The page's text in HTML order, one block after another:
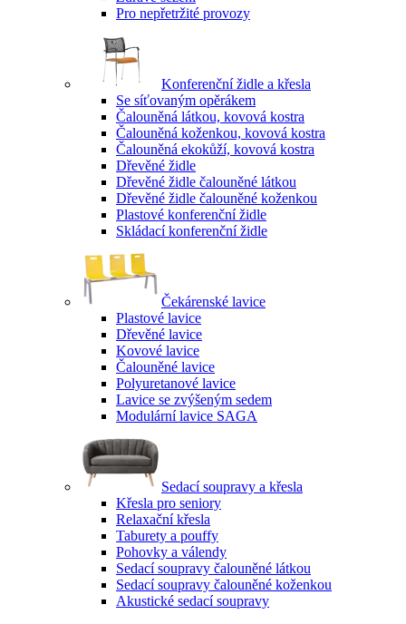
Pro nepřetržité provozy
Konferenční židle a křesla
Se síťovaným opěrákem
Čalouněná látkou, kovová kostra
Čalouněná koženkou, kovová kostra
Čalouněná ekokůží, kovová kostra
Dřevěné židle
Dřevěné židle čalouněné látkou
Dřevěné židle čalouněné koženkou
Plastové konferenční židle
Skládací konferenční židle
Čekárenské lavice
Plastové lavice
Dřevěné lavice
Kovové lavice
Čalouněné lavice
Polyuretanové lavice
Lavice se zvýšeným sedem
Modulární lavice SAGA
Sedací soupravy a křesla
Křesla pro seniory
Relaxační křesla
Taburety a pouffy
Pohovky a válendy
Sedací soupravy čalouněné látkou
Sedací soupravy čalouněné koženkou
Akustické sedací soupravy